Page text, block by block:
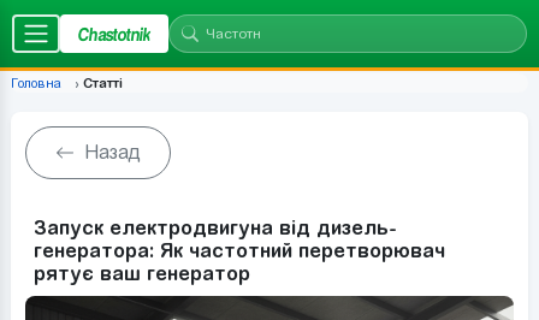
Chastotnik
Головна Статті
Назад
Запуск електродвигуна від дизель-
генератора: Як частотний перетворювач
рятує ваш генератор